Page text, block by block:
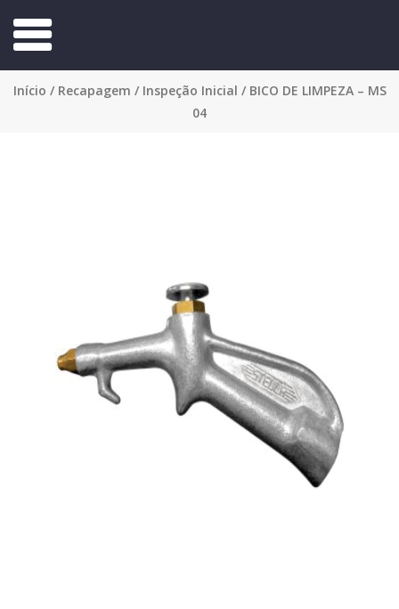
Início / Recapagem / Inspeção Inicial / BICO DE LIMPEZA – MS
04